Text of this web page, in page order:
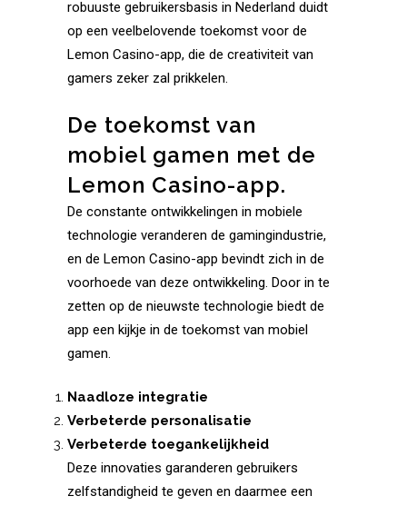
robuuste gebruikersbasis in Nederland duidt
op een veelbelovende toekomst voor de
Lemon Casino-app, die de creativiteit van
gamers zeker zal prikkelen.
De toekomst van
mobiel gamen met de
Lemon Casino-app.
De constante ontwikkelingen in mobiele
technologie veranderen de gamingindustrie,
en de Lemon Casino-app bevindt zich in de
voorhoede van deze ontwikkeling. Door in te
zetten op de nieuwste technologie biedt de
app een kijkje in de toekomst van mobiel
gamen.
Naadloze integratie
Verbeterde personalisatie
Verbeterde toegankelijkheid
Deze innovaties garanderen gebruikers
zelfstandigheid te geven en daarmee een